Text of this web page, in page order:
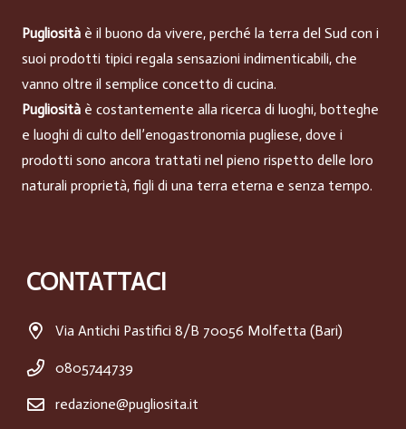
Pugliosità è il buono da vivere, perché la terra del Sud con i
suoi prodotti tipici regala sensazioni indimenticabili, che
vanno oltre il semplice concetto di cucina.
Pugliosità è costantemente alla ricerca di luoghi, botteghe
e luoghi di culto dell’enogastronomia pugliese, dove i
prodotti sono ancora trattati nel pieno rispetto delle loro
naturali proprietà, figli di una terra eterna e senza tempo.
CONTATTACI
Via Antichi Pastifici 8/B 70056 Molfetta (Bari)
0805744739
redazione@pugliosita.it